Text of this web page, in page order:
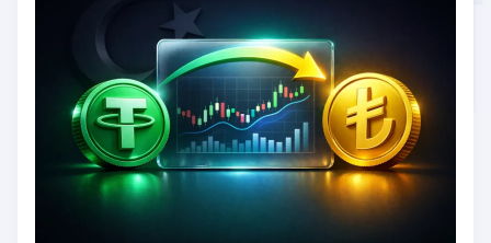
روش های تبدیل تتر به لیر ترکیه
نرخ تبدیل تتر به لیر ترکیه
نکات مهم و امنیتی
مزایای استفاده از ارزینجا برای تبدیل تتر به لیر
سوالات متداول
از طریق ارزینجا (روش پیشنهادی)
صرافی های ترکیه (BtcTurk و Paribu)
معاملات P2P
کارت های پیش پرداخت
آیا می توان تتر را مستقیم به لیر ترکیه تبدیل کرد؟